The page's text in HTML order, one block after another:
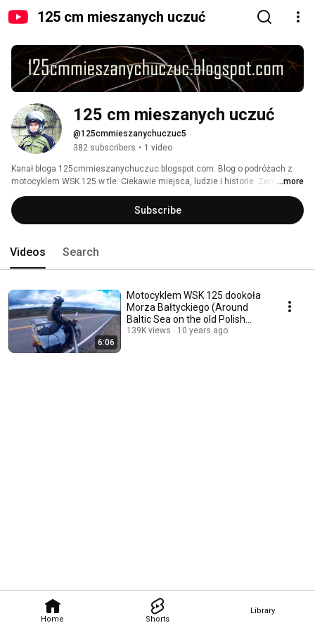
125 cm mieszanych uczuć
Home Shorts
Library
125 cm mieszanych uczuć
@125cmmieszanychuczuc5
382 subscribers • 1 video
Kanał bloga 125cmmieszanychuczuc.blogspot.com. Blog o podróżach z
motocyklem WSK 125 w tle. Ciekawie miejsca, ludzie i historie. Zero
opisywania zabytków, napotkanego żarcia i przeżyć z 3 godzinnej jazdy
autobusem z punktu A do B.
...more
Subscribe
Videos Search
6:06
Motocyklem WSK 125 dookoła
Morza Bałtyckiego (Around
Baltic Sea on the old Polish
motorcycle)
139K views 10 years ago